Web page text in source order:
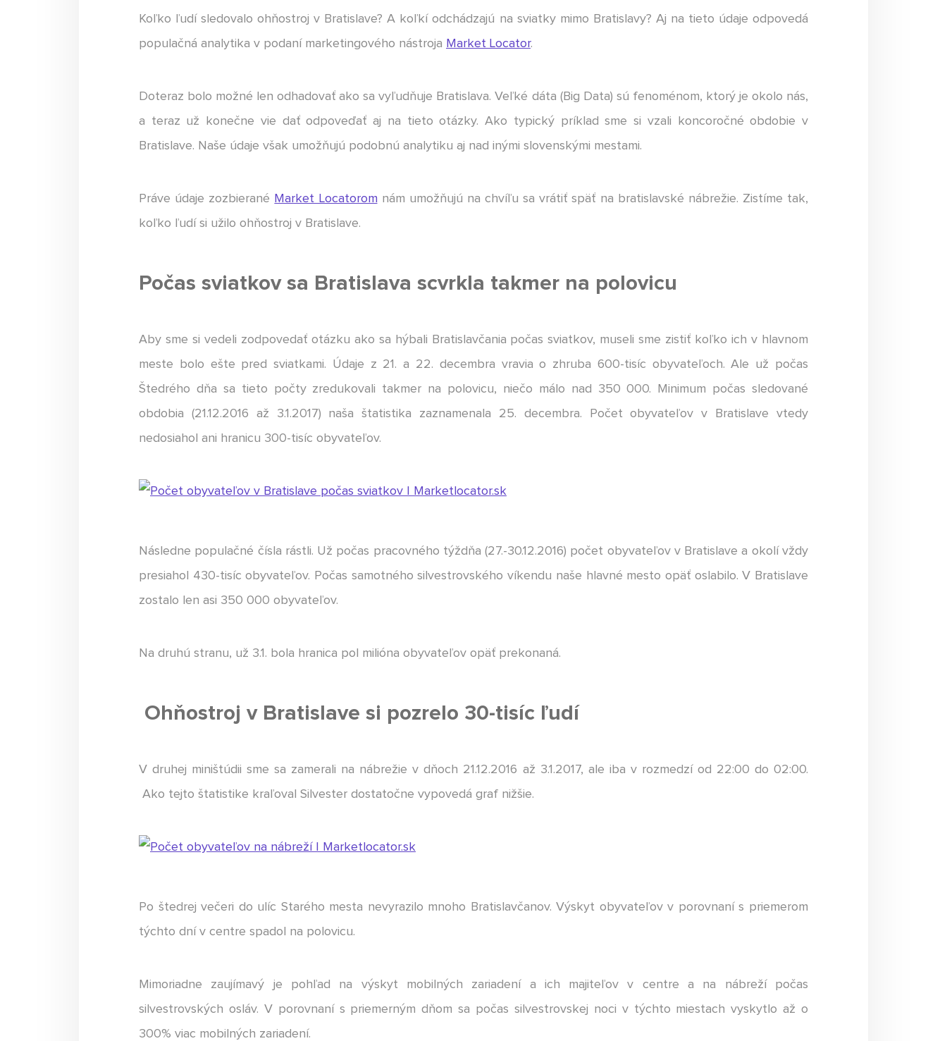
Koľko ľudí sledovalo ohňostroj v Bratislave? A koľkí odchádzajú na sviatky mimo Bratislavy? Aj na tieto údaje odpovedá
populačná analytika v podaní marketingového nástroja Market Locator.
Doteraz bolo možné len odhadovať ako sa vyľudňuje Bratislava. Veľké dáta (Big Data) sú fenoménom, ktorý je okolo nás,
a teraz už konečne vie dať odpoveďať aj na tieto otázky. Ako typický príklad sme si vzali koncoročné obdobie v
Bratislave. Naše údaje však umožňujú podobnú analytiku aj nad inými slovenskými mestami.
Práve údaje zozbierané Market Locatorom nám umožňujú na chvíľu sa vrátiť späť na bratislavské nábrežie. Zistíme tak,
koľko ľudí si užilo ohňostroj v Bratislave.
Počas sviatkov sa Bratislava scvrkla takmer na polovicu
Aby sme si vedeli zodpovedať otázku ako sa hýbali Bratislavčania počas sviatkov, museli sme zistiť koľko ich v hlavnom
meste bolo ešte pred sviatkami. Údaje z 21. a 22. decembra vravia o zhruba 600-tisíc obyvateľoch. Ale už počas
Štedrého dňa sa tieto počty zredukovali takmer na polovicu, niečo málo nad 350 000. Minimum počas sledované
obdobia (21.12.2016 až 3.1.2017) naša štatistika zaznamenala 25. decembra. Počet obyvateľov v Bratislave vtedy
nedosiahol ani hranicu 300-tisíc obyvateľov.
Následne populačné čísla rástli. Už počas pracovného týždňa (27.-30.12.2016) počet obyvateľov v Bratislave a okolí vždy
presiahol 430-tisíc obyvateľov. Počas samotného silvestrovského víkendu naše hlavné mesto opäť oslabilo. V Bratislave
zostalo len asi 350 000 obyvateľov.
Na druhú stranu, už 3.1. bola hranica pol milióna obyvateľov opäť prekonaná.
Ohňostroj v Bratislave si pozrelo 30-tisíc ľudí
V druhej miništúdii sme sa zamerali na nábrežie v dňoch 21.12.2016 až 3.1.2017, ale iba v rozmedzí od 22:00 do 02:00.
Ako tejto štatistike kraľoval Silvester dostatočne vypovedá graf nižšie.
Po štedrej večeri do ulíc Starého mesta nevyrazilo mnoho Bratislavčanov. Výskyt obyvateľov v porovnaní s priemerom
týchto dní v centre spadol na polovicu.
Mimoriadne zaujímavý je pohľad na výskyt mobilných zariadení a ich majiteľov v centre a na nábreží počas
silvestrovských osláv. V porovnaní s priemerným dňom sa počas silvestrovskej noci v týchto miestach vyskytlo až o
300% viac mobilných zariadení.